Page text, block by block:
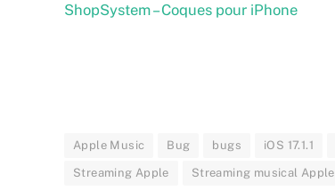
ShopSystem – Coques pour iPhone
Apple Music Bug bugs iOS 17.1.1
Streaming Apple Streaming musical Apple